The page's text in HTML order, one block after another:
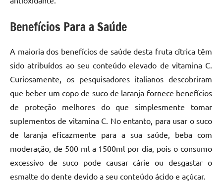
Benefícios Para a Saúde
A maioria dos benefícios de saúde desta fruta cítrica têm
sido atribuídos ao seu conteúdo elevado de vitamina C.
Curiosamente, os pesquisadores italianos descobriram
que beber um copo de suco de laranja fornece benefícios
de proteção melhores do que simplesmente tomar
suplementos de vitamina C. No entanto, para usar o suco
de laranja eficazmente para a sua saúde, beba com
moderação, de 500 ml a 1500ml por dia, pois o consumo
excessivo de suco pode causar cárie ou desgastar o
esmalte do dente devido a seu conteúdo ácido e açúcar.